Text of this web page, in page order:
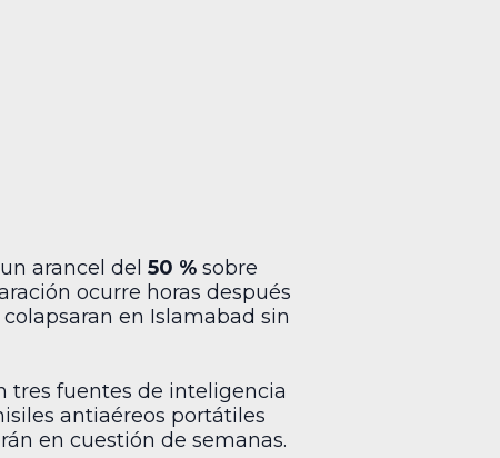
arancel del 50 % sobre
ocurre horas después
en Islamabad sin
tres fuentes de inteligencia
antiaéreos portátiles
en cuestión de semanas.